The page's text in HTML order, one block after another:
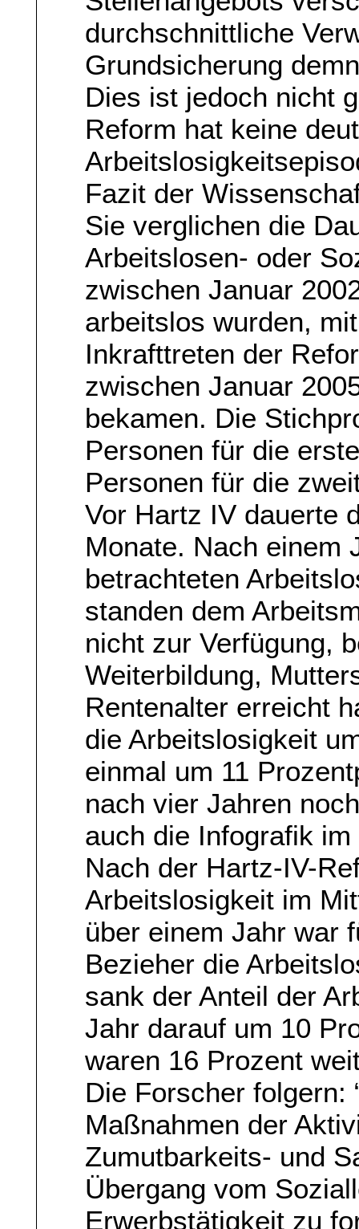
durchschnittliche
Grundsicherung
Dies ist jedoch nicht
Reform hat keine
Fazit der
Sie verglichen die
Arbeitslosen- oder
zwischen Januar
arbeitslos wurden,
Inkrafttreten der
zwischen Januar
bekamen. Die
Personen für die
Personen für die
Vor Hartz IV dauerte
Monate. Nach einem
betrachteten
standen dem
nicht zur Verfügung,
Weiterbildung,
Rentenalter erreicht
die Arbeitslosigkeit
einmal um 11
nach vier Jahren
auch die Infografik
Nach der Hartz-IV-
Arbeitslosigkeit im
über einem Jahr war
Bezieher die
sank der Anteil der
Jahr darauf um 10
waren 16 Prozent
Die Forscher folgern:
Maßnahmen der
Zumutbarkeits- und
Übergang vom
Erwerbstätigkeit zu